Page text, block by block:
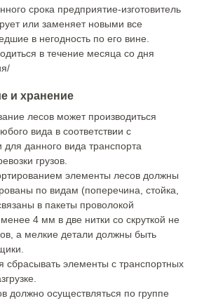
срока предприятие-изготовитель
или заменяет новыми все
в негодность по его вине.
в течение месяца со дня
и хранение
лесов может производиться
вида в соответствии с
данного вида транспорта
грузов.
элементы лесов должны
по видам (поперечина, стойка,
в пакеты проволокой
4 мм в две нитки со скруткой не
а мелкие детали должны быть
сбрасывать элементы с транспортных
должно осуществляться по группе